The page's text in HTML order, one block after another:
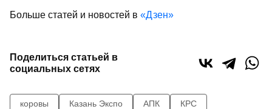
Больше статей и новостей в «Дзен»
Поделиться статьей в
социальных сетях
коровы Казань Экспо АПК
КРС